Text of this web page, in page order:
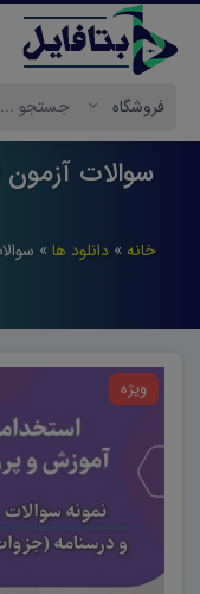
سوالات
خانه » دانلود ها »
ویژه